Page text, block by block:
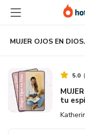
principal
página
de
página
MUJER
5.0 (
tu